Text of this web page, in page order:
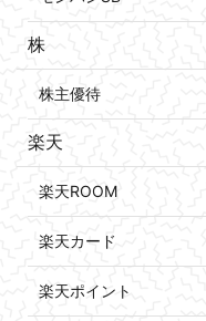
株
株主優待
楽天
楽天ROOM
楽天カード
楽天ポイント